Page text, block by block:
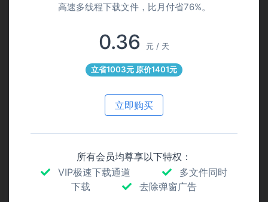
高速多线程下载文件，比月付省76%。
0.36 元 / 天
立省1003元 原价1401元
立即购买
所有会员均尊享以下特权：
VIP极速下载通道
多文件同时
下载
去除弹窗广告